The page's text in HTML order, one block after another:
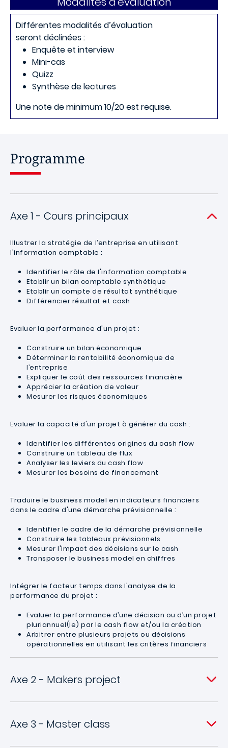
Différentes modalités d’évaluation
seront déclinées :
Enquête et interview
Mini-cas
Quizz
Synthèse de lectures
Une note de minimum 10/20 est requise.
Programme
Axe 1 - Cours principaux
Illustrer la stratégie de l’entreprise en utilisant
l'information comptable :
Identifier le rôle de l'information comptable
Etablir un bilan comptable synthétique
Etablir un compte de résultat synthétique
Différencier résultat et cash
Evaluer la performance d'un projet :
Construire un bilan économique
Déterminer la rentabilité économique de
l’entreprise
Expliquer le coût des ressources financière
Apprécier la création de valeur
Mesurer les risques économiques
Evaluer la capacité d'un projet à générer du cash :
Identifier les différentes origines du cash flow
Construire un tableau de flux
Analyser les leviers du cash flow
Mesurer les besoins de financement
Traduire le business model en indicateurs financiers
dans le cadre d'une démarche prévisionnelle :
Identifier le cadre de la démarche prévisionnelle
Construire les tableaux prévisionnels
Mesurer l'impact des décisions sur le cash
Transposer le business model en chiffres
Intégrer le facteur temps dans l'analyse de la
performance du projet :
Evaluer la performance d’une décision ou d’un projet
pluriannuel(le) par le cash flow et/ou la création
Arbitrer entre plusieurs projets ou décisions
opérationnelles en utilisant les critères financiers
Axe 2 - Makers project
Axe 3 - Master class